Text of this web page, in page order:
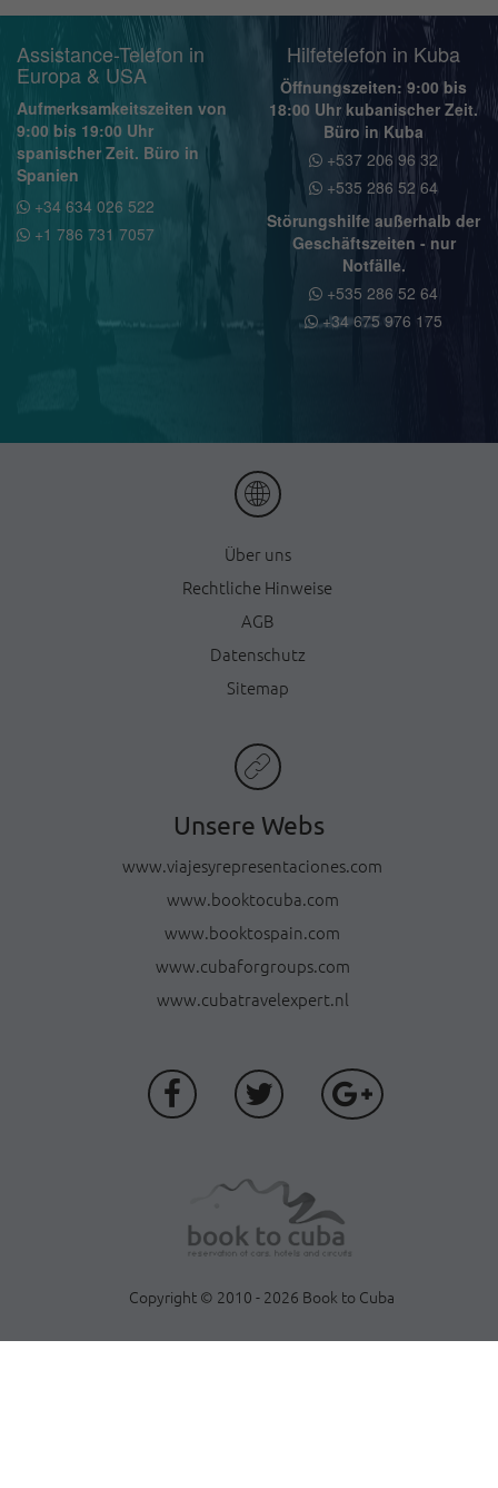
Assistance-Telefon in
Europa & USA
Aufmerksamkeitszeiten von
9:00 bis 19:00 Uhr
spanischer Zeit. Büro in
Spanien
+34 634 026 522
+1 786 731 7057
Hilfetelefon in Kuba
Öffnungszeiten: 9:00 bis
18:00 Uhr kubanischer Zeit.
Büro in Kuba
+537 206 96 32
+535 286 52 64
Störungshilfe außerhalb der
Geschäftszeiten - nur
Notfälle.
+535 286 52 64
+34 675 976 175
Über uns
Rechtliche Hinweise
AGB
Datenschutz
Sitemap
Unsere Webs
www.viajesyrepresentaciones.com
www.booktocuba.com
www.booktospain.com
www.cubaforgroups.com
www.cubatravelexpert.nl
Copyright © 2010 - 2026 Book to Cuba